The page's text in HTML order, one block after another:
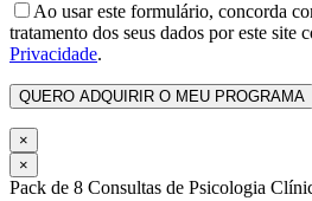
Ao usar este formulário, concorda
tratamento dos seus dados por este site
Privacidade.
×
×
Pack de 8 Consultas de Psicologia